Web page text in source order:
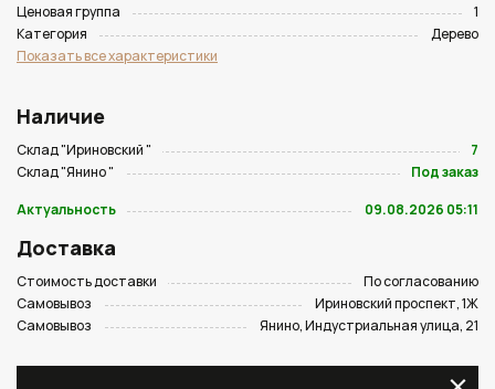
Ценовая группа
1
Категория
Дерево
Показать все характеристики
Наличие
Склад "Ириновский "
7
Склад "Янино "
Под заказ
Актуальность
09.08.2026 05:11
Доставка
Стоимость доставки
По согласованию
Самовывоз
Ириновский проспект, 1Ж
Самовывоз
Янино, Индустриальная улица, 21